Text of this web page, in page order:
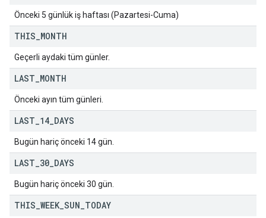
Önceki 5 günlük iş haftası (Pazartesi-Cuma)
THIS MONTH
Geçerli aydaki tüm günler.
LAST MONTH
Önceki ayın tüm günleri.
LAST 14 DAYS
Bugün hariç önceki 14 gün.
LAST 30 DAYS
Bugün hariç önceki 30 gün.
THIS WEEK SUN TODAY